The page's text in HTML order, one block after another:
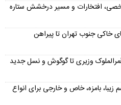
افتخارات و مسیر درخشش ستاره
خاکی جنوب تهران تا پیراهن
وزیری تا گوگوش و نسل جدید
طوطی | بیش از ۳۰۰ اسم زیبا، بامزه، خاص و خارجی برای انواع